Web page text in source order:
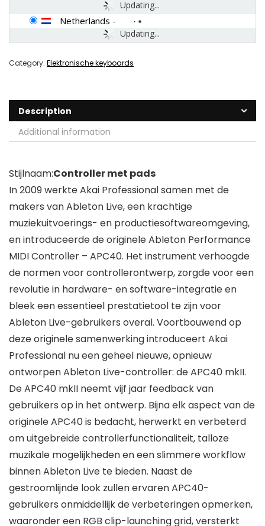
Updating...
Updating...
Netherlands -
Category: Elektronische keyboards
Description
Additional information
Stijlnaam:Controller met pads
In 2009 werkte Akai Professional samen met de
makers van Ableton Live, een krachtige
muziekuitvoerings- en productiesoftwareomgeving,
en introduceerde de originele Ableton Performance
MIDI Controller – APC40. Het instrument verhoogde
de normen voor controllerontwerp, zorgde voor een
revolutie in hardware- en software-integratie en
bleek een essentieel prestatietool te zijn voor
Ableton Live-gebruikers overal. Voortbouwend op
deze originele samenwerking introduceert Akai
Professional nu een geheel nieuwe, opnieuw
ontworpen Ableton Live-controller: de APC40 mkII.
De APC40 mkII neemt vijf jaar feedback van
gebruikers op in het ontwerp. Bijna elk aspect van de
originele APC40 is bedacht, herwerkt en verbeterd
om uitgebreide controllerfunctionaliteit, talloze
muzikale mogelijkheden en een slimmere workflow
binnen Ableton Live te bieden. Naast de
gestroomlijnde look zullen ervaren APC40-
gebruikers onmiddellijk de verbeteringen opmerken,
waaronder een RGB clip-launching grid, versterkt